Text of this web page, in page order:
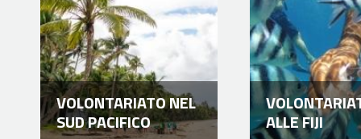
VOLONTARIATO NEL
SUD PACIFICO ALLE FIJI